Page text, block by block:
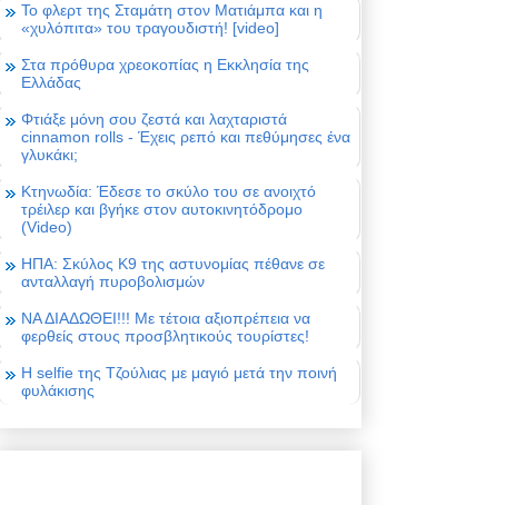
Το φλερτ της Σταμάτη στον Ματιάμπα και η
«χυλόπιτα» του τραγουδιστή! [video]
Στα πρόθυρα χρεοκοπίας η Εκκλησία της
Ελλάδας
Φτιάξε μόνη σου ζεστά και λαχταριστά
cinnamon rolls - Έχεις ρεπό και πεθύμησες ένα
γλυκάκι;
Κτηνωδία: Έδεσε το σκύλο του σε ανοιχτό
τρέιλερ και βγήκε στον αυτοκινητόδρομο
(Video)
ΗΠΑ: Σκύλος Κ9 της αστυνομίας πέθανε σε
ανταλλαγή πυροβολισμών
ΝΑ ΔΙΑΔΩΘΕΙ!!! Με τέτοια αξιοπρέπεια να
φερθείς στους προσβλητικούς τουρίστες!
Η selfie της Τζούλιας με μαγιό μετά την ποινή
φυλάκισης